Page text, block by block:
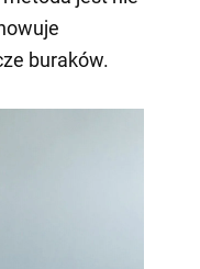
buraków.